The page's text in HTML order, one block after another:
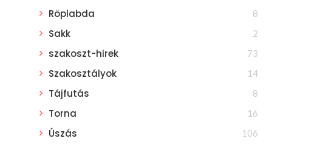
Röplabda 8
Sakk 2
szakoszt-hirek 73
Szakosztályok 14
Tájfutás 8
Torna 16
Úszás 106